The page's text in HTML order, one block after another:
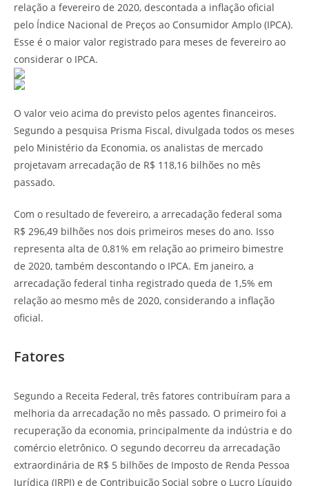
relação a fevereiro de 2020, descontada a inflação oficial
pelo Índice Nacional de Preços ao Consumidor Amplo (IPCA).
Esse é o maior valor registrado para meses de fevereiro ao
considerar o IPCA.
O valor veio acima do previsto pelos agentes financeiros.
Segundo a pesquisa Prisma Fiscal, divulgada todos os meses
pelo Ministério da Economia, os analistas de mercado
projetavam arrecadação de R$ 118,16 bilhões no mês
passado.
Com o resultado de fevereiro, a arrecadação federal soma
R$ 296,49 bilhões nos dois primeiros meses do ano. Isso
representa alta de 0,81% em relação ao primeiro bimestre
de 2020, também descontando o IPCA. Em janeiro, a
arrecadação federal tinha registrado queda de 1,5% em
relação ao mesmo mês de 2020, considerando a inflação
oficial.
Fatores
Segundo a Receita Federal, três fatores contribuíram para a
melhoria da arrecadação no mês passado. O primeiro foi a
recuperação da economia, principalmente da indústria e do
comércio eletrônico. O segundo decorreu da arrecadação
extraordinária de R$ 5 bilhões de Imposto de Renda Pessoa
Jurídica (IRPJ) e de Contribuição Social sobre o Lucro Líquido